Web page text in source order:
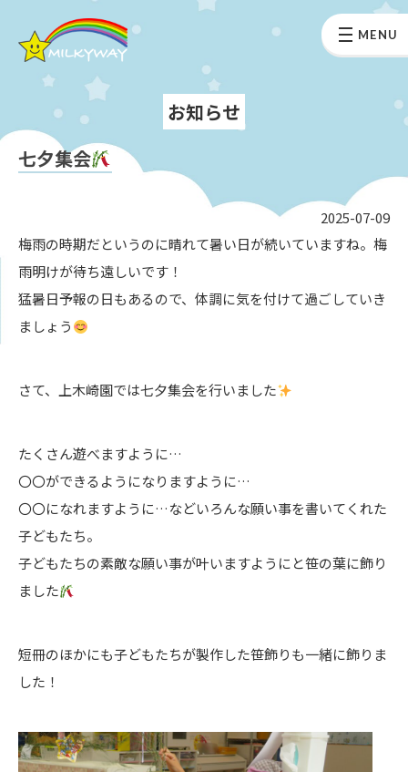
MENU
お知らせ
七夕集会
2025-07-09
梅雨の時期だというのに晴れて暑い日が続いていますね。梅
雨明けが待ち遠しいです！
猛暑日予報の日もあるので、体調に気を付けて過ごしていき
ましょう
さて、上木崎園では七夕集会を行いました
たくさん遊べますように…
〇〇ができるようになりますように…
〇〇になれますように…などいろんな願い事を書いてくれた
子どもたち。
子どもたちの素敵な願い事が叶いますようにと笹の葉に飾り
ました
短冊のほかにも子どもたちが製作した笹飾りも一緒に飾りま
した！